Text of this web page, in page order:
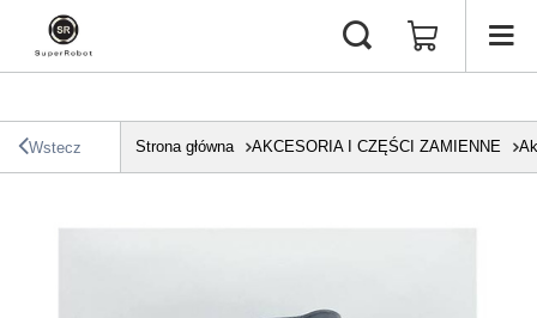
Wstecz Strona główna AKCESORIA I CZĘŚCI ZAMIENNE